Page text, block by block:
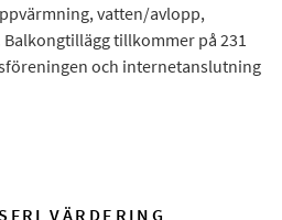
vatten/avlopp,
tillkommer på 231
och internetanslutning
VÄRDERING